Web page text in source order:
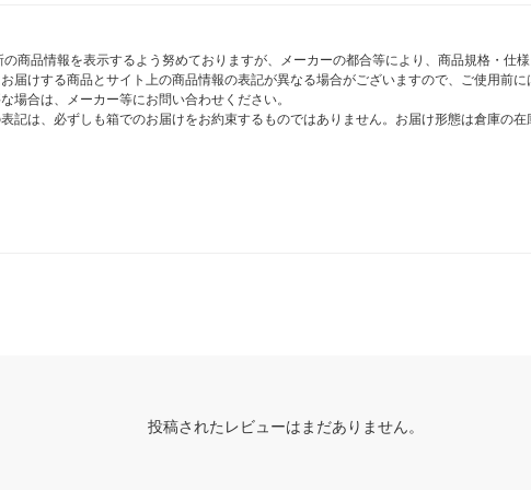
商品情報を表示するよう努めておりますが、メーカーの都合等により、商品規格・仕
届けする商品とサイト上の商品情報の表記が異なる場合がございますので、ご使用前
場合は、メーカー等にお問い合わせください。
記は、必ずしも箱でのお届けをお約束するものではありません。お届け形態は倉庫の
投稿されたレビューはまだありません。